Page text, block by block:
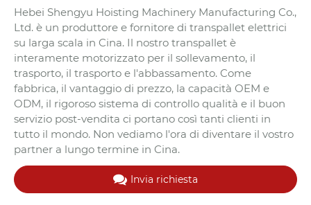
Hebei Shengyu Hoisting Machinery Manufacturing Co.,
Ltd. è un produttore e fornitore di transpallet elettrici
su larga scala in Cina. Il nostro transpallet è
interamente motorizzato per il sollevamento, il
trasporto, il trasporto e l'abbassamento. Come
fabbrica, il vantaggio di prezzo, la capacità OEM e
ODM, il rigoroso sistema di controllo qualità e il buon
servizio post-vendita ci portano così tanti clienti in
tutto il mondo. Non vediamo l'ora di diventare il vostro
partner a lungo termine in Cina.
Invia richiesta